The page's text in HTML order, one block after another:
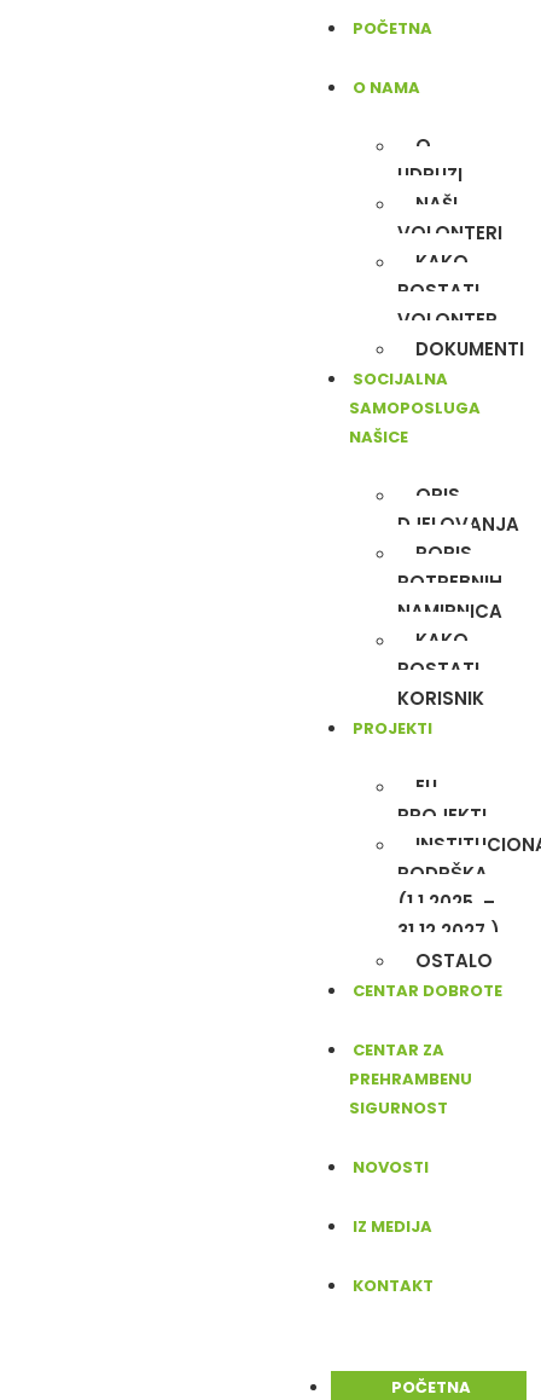
POČETNA
O NAMA
O
UDRUZI
NAŠI
VOLONTERI
KAKO
POSTATI
VOLONTER
DOKUMENTI
SOCIJALNA
SAMOPOSLUGA
NAŠICE
OPIS
DJELOVANJA
POPIS
POTREBNIH
NAMIRNICA
KAKO
POSTATI
KORISNIK
PROJEKTI
EU
PROJEKTI
PODRŠKA
(1.1.2025. –
31.12.2027.)
OSTALO
CENTAR DOBROTE
CENTAR ZA
PREHRAMBENU
SIGURNOST
NOVOSTI
IZ MEDIJA
KONTAKT
POČETNA